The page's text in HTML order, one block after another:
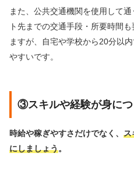
また、公共交通機関を使用して
ト先までの交通手段・所要時間
ますが、自宅や学校から20分以
やすいです。
③スキルや経験が身に
時給や稼ぎやすさだけでなく、 ス
にしましょう。